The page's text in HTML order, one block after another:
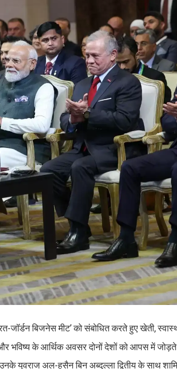
जॉर्डन बिजनेस मीट’ को संबोधित करते हुए खेती,
और भविष्य के आर्थिक अवसर दोनों देशों को आपस में
युवराज अल-हुसैन बिन अब्दुल्ला द्वितीय के साथ